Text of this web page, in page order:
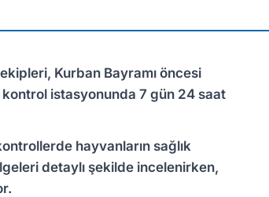
Kurban Bayramı öncesi
kontrol istasyonunda 7 gün 24 saat
hayvanların sağlık
detaylı şekilde incelenirken,